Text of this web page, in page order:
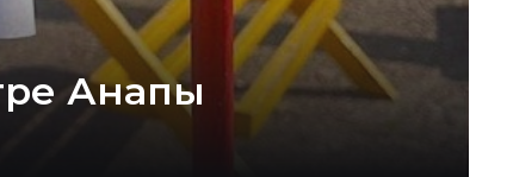
Анапы